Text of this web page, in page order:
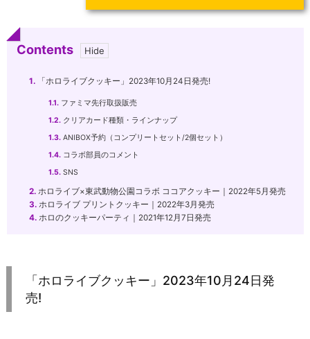
Contents
1.「ホロライブクッキー」2023年10月24日発売!
1.1.ファミマ先行取扱販売
1.2.クリアカード種類・ラインナップ
1.3.ANIBOX予約（コンプリートセット/2個セット）
1.4.コラボ部員のコメント
1.5.SNS
2.ホロライブ×東武動物公園コラボ ココアクッキー｜2022年5月発売
3.ホロライブ プリントクッキー｜2022年3月発売
4.ホロのクッキーパーティ｜2021年12月7日発売
「ホロライブクッキー」2023年10月24日発
売!